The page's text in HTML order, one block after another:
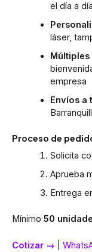
el día a
láser,
empresa
Envíos a
Proceso de
Solicita
Aprueba
Entrega
Mínimo 50
Cotizar →